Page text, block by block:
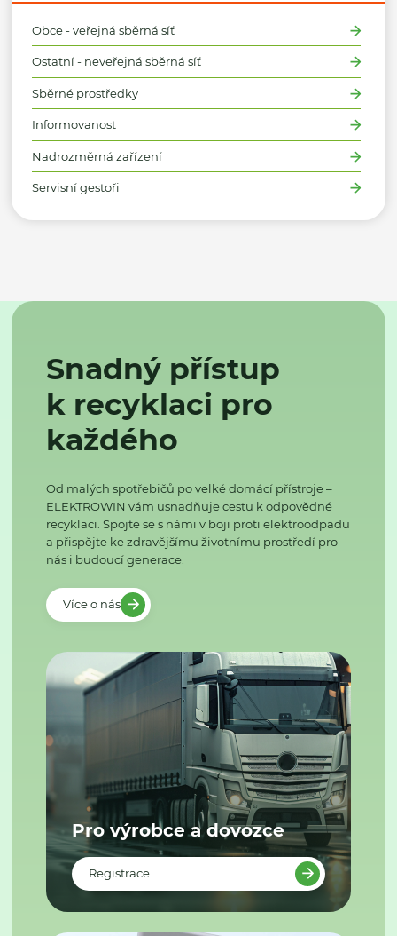
Obce - veřejná sběrná síť
Ostatní - neveřejná sběrná síť
Sběrné prostředky
Informovanost
Nadrozměrná zařízení
Servisní gestoři
Snadný přístup
k recyklaci pro
každého
Od malých spotřebičů po velké domácí přístroje –
ELEKTROWIN vám usnadňuje cestu k odpovědné
recyklaci. Spojte se s námi v boji proti elektroodpadu
a přispějte ke zdravějšímu životnímu prostředí pro
nás i budoucí generace.
Více o nás
Pro výrobce a dovozce
Registrace